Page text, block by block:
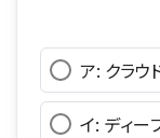
ア: クラウ
イ: ディー